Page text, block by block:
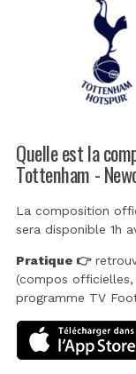
Quelle est la
Tottenham -
La composition
sera disponible 1h
Pratique 👉
(compos
programme TV